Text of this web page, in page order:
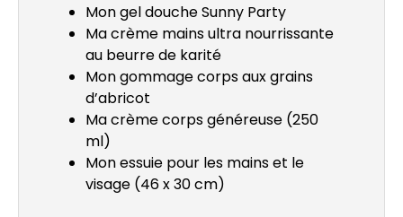
Mon gel douche Sunny Party
Ma crème mains ultra nourrissante
au beurre de karité
Mon gommage corps aux grains
d’abricot
Ma crème corps généreuse (250
ml)
Mon essuie pour les mains et le
visage (46 x 30 cm)